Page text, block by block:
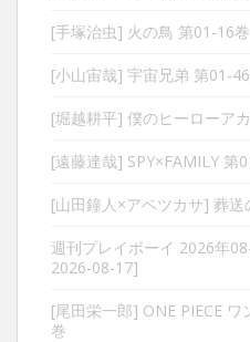
[手塚治虫] 火の鳥 第01-16巻
[小山宙哉] 宇宙兄弟 第01-
[堀越耕平] 僕のヒーローア
[遠藤達哉] SPY×FAMILY 第
[山田鐘人×アベツカサ] 葬
週刊プレイボーイ 2026年
2026-08-17]
[尾田栄一郎] ONE PIECE
巻